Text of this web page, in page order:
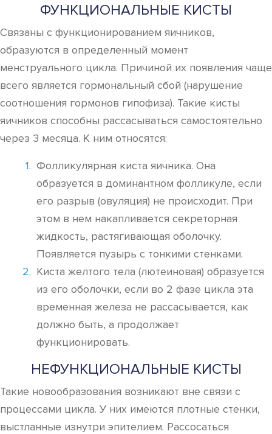
ФУНКЦИОНАЛЬНЫЕ КИСТЫ
Связаны с функционированием яичников,
образуются в определенный момент
менструального цикла. Причиной их появления чаще
всего является гормональный сбой (нарушение
соотношения гормонов гипофиза). Такие кисты
яичников способны рассасываться самостоятельно
через 3 месяца. К ним относятся:
Фолликулярная киста яичника. Она
образуется в доминантном фолликуле, если
его разрыв (овуляция) не происходит. При
этом в нем накапливается секреторная
жидкость, растягивающая оболочку.
Появляется пузырь с тонкими стенками.
Киста желтого тела (лютеиновая) образуется
из его оболочки, если во 2 фазе цикла эта
временная железа не рассасывается, как
должно быть, а продолжает
функционировать.
НЕФУНКЦИОНАЛЬНЫЕ КИСТЫ
Такие новообразования возникают вне связи с
процессами цикла. У них имеются плотные стенки,
выстланные изнутри эпителием. Рассосаться